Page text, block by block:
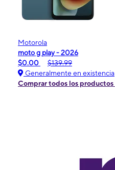
Motorola
moto g play - 2026
$0.00
$139.99
Generalmente en existencia
Comprar todos los productos